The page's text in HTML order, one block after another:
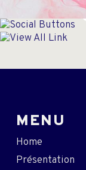
MENU
Home
Présentation